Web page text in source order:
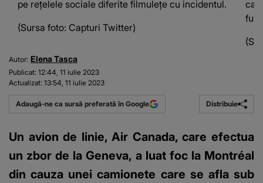
pe rețelele sociale diferite filmulețe cu incidentul.
(Sursa foto: Capturi Twitter)
Autor: Elena Tasca
Publicat: 12:44, 11 iulie 2023
Actualizat: 13:54, 11 iulie 2023
Adaugă-ne ca sursă preferată în Google Distribuie
Un avion de linie, Air Canada, care efectua
un zbor de la Geneva, a luat foc la Montréal
din cauza unei camionete care se afla sub